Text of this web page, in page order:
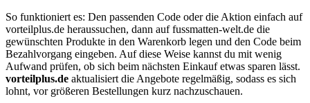
So funktioniert es: Den passenden Code oder die Aktion einfach auf
vorteilplus.de heraussuchen, dann auf fussmatten-welt.de die
gewünschten Produkte in den Warenkorb legen und den Code beim
Bezahlvorgang eingeben. Auf diese Weise kannst du mit wenig
Aufwand prüfen, ob sich beim nächsten Einkauf etwas sparen lässt.
vorteilplus.de aktualisiert die Angebote regelmäßig, sodass es sich
lohnt, vor größeren Bestellungen kurz nachzuschauen.